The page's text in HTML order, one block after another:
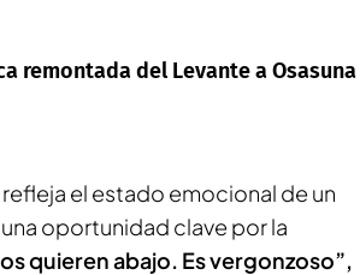
remontada del Levante a Osasuna
el estado emocional de un
oportunidad clave por la
quieren abajo. Es vergonzoso”,